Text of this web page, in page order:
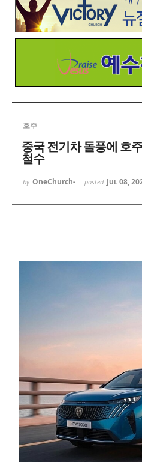
호주
중국 전기차 돌풍에 호
철수
by OneChurch- posted Jul 08,